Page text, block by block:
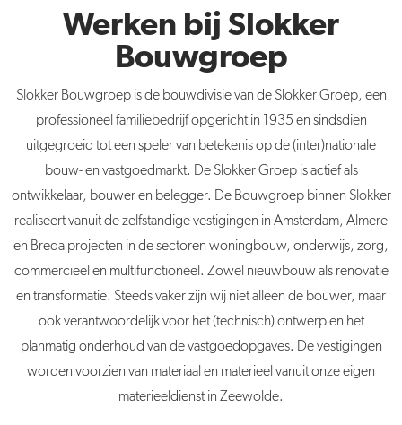
Werken bij Slokker
Bouwgroep
SlokkerBouwgroep is de bouwdivisie van de SlokkerGroep, een
professioneel familiebedrijf opgericht in 1935 en sindsdien
uitgegroeid tot een speler van betekenis op de (inter)nationale
bouw- en vastgoedmarkt. De SlokkerGroep is actief als
ontwikkelaar, bouwer en belegger. De Bouwgroep binnen Slokker
realiseert vanuit de zelfstandige vestigingen in Amsterdam, Almere
en Breda projecten in de sectoren woningbouw, onderwijs, zorg,
commercieel en multifunctioneel. Zowel nieuwbouw als renovatie
en transformatie. Steeds vaker zijn wij niet alleen de bouwer, maar
ook verantwoordelijk voor het (technisch) ontwerp en het
planmatig onderhoud van de vastgoedopgaves. De vestigingen
worden voorzien van materiaal en materieel vanuit onze eigen
materieeldienst in Zeewolde.